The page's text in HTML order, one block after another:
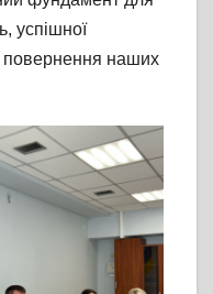
успішної
повернення наших